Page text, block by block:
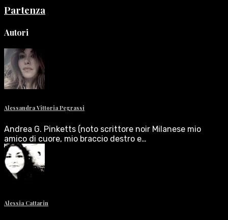
Partenza
Autori
Alessandra Vittoria Pegrassi
Andrea G. Pinketts (noto scrittore noir Milanese mio
amico di cuore, mio braccio destro e…
Alessia Cattarin